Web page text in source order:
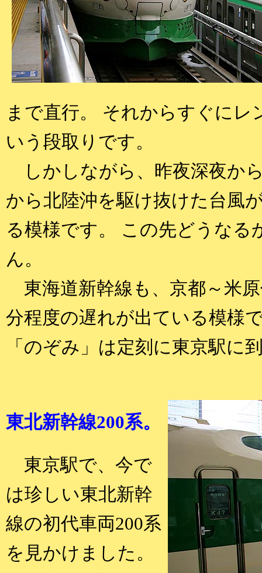
まで直行。 それからすぐにレ
いう段取りです。
しかしながら、昨夜深夜か
から北陸沖を駆け抜けた台風
る模様です。 この先どうなる
ん。
東海道新幹線も、京都～米
分程度の遅れが出ている模様
「のぞみ」は定刻に東京駅に
東北新幹線200系。
東京駅で、今で
は珍しい東北新幹
線の初代車両200系
を見かけました。